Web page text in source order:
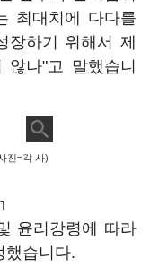
최대치에 다다를
장하기 위해서 제
나"고 말했습니
진=각 사)
윤리강령에 따라
했습니다.